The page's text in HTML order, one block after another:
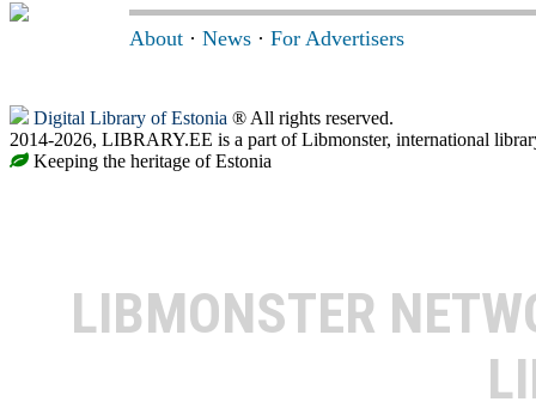
About · News · For Advertisers
Digital Library of Estonia ® All rights reserved.
2014-2026, LIBRARY.EE is a part of Libmonster, international
Keeping the heritage of Estonia
LIBMONSTER